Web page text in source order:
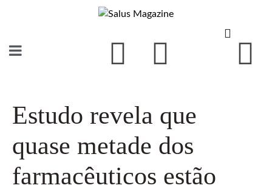
Estudo revela que
quase metade dos
farmacêuticos estão